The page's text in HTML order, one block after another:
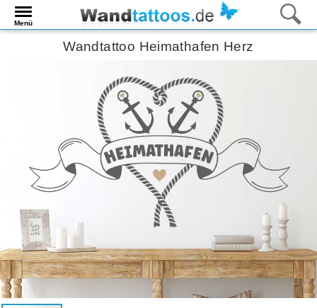
Menü
Wandtattoo Heimathafen Herz